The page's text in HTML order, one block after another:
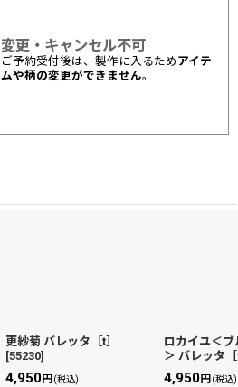
変更・キャンセル不可
ご予約受付後は、製作に入るため アイテ
ムや柄の変更ができません。
更紗菊 バレッタ［t］
[55230]
4,950円(税込)
ロカイユ＜
＞ バレッタ
4,950円(税込)